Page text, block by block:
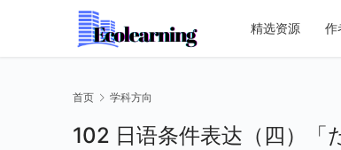
精选资源 作
首页 学科方向
102 日语条件表达（四）「